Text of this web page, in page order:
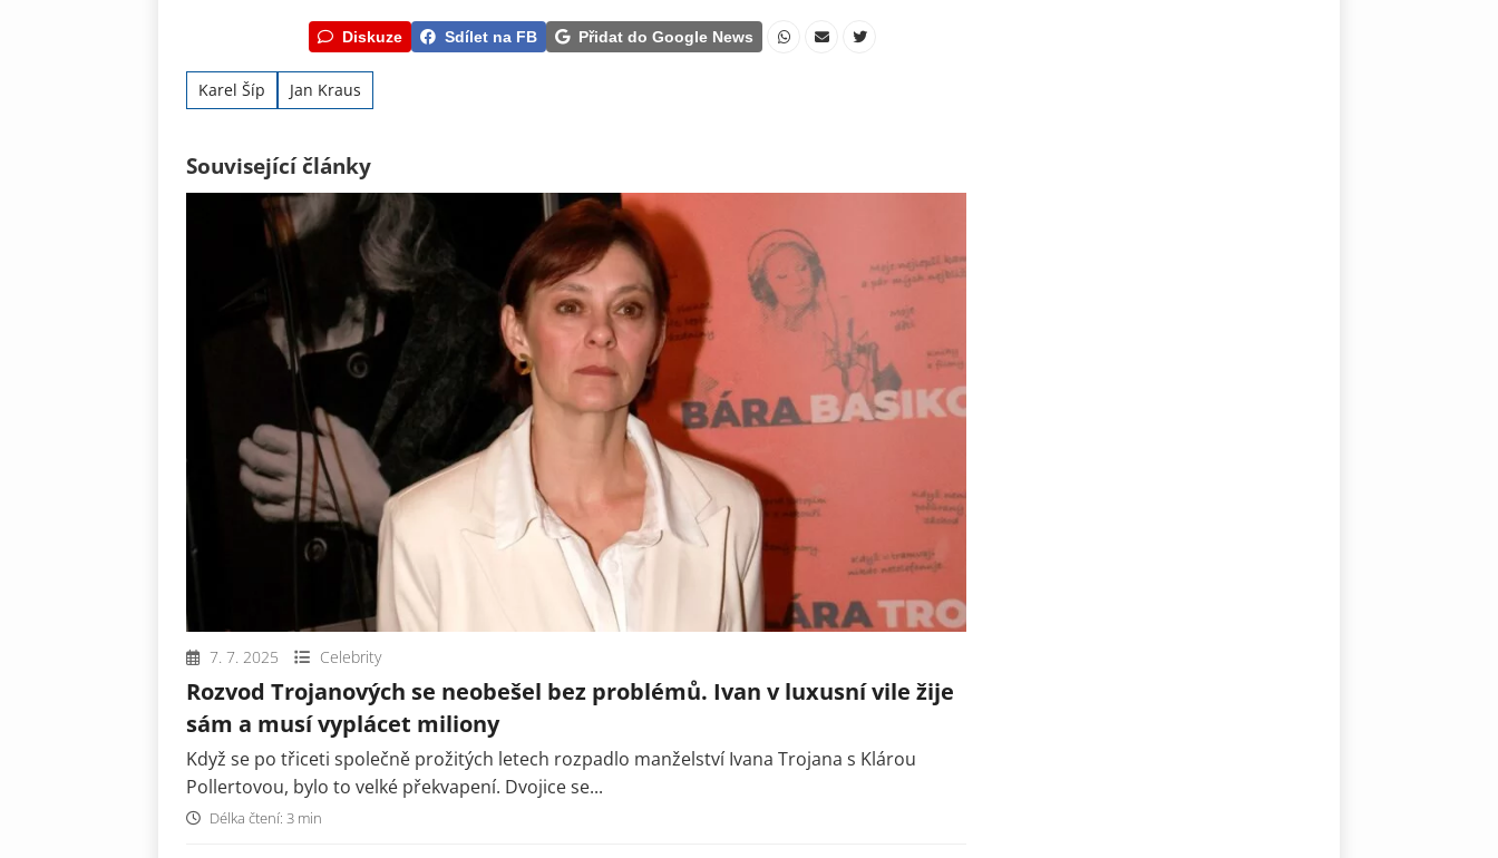
Diskuze Sdílet na FB Přidat do Google News
Karel Šíp Jan Kraus
Související články
7. 7. 2025 Celebrity
Rozvod Trojanových se neobešel bez problémů. Ivan v luxusní vile žije
sám a musí vyplácet miliony
Když se po třiceti společně prožitých letech rozpadlo manželství Ivana Trojana s Klárou
Pollertovou, bylo to velké překvapení. Dvojice se...
Délka čtení: 3 min